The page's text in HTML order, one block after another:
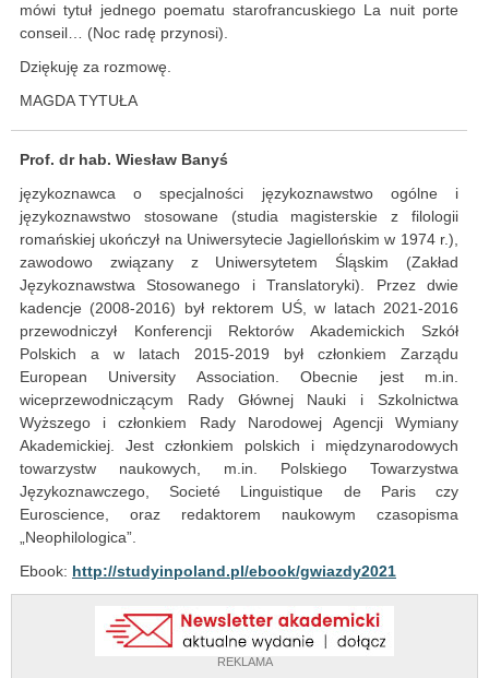
REKLAMA
mówi tytuł jednego poematu starofrancuskiego La nuit porte
conseil… (Noc radę przynosi).
Dziękuję za rozmowę.
MAGDA TYTUŁA
Prof. dr hab. Wiesław Banyś
językoznawca o specjalności językoznawstwo ogólne i
językoznawstwo stosowane (studia magisterskie z filologii
romańskiej ukończył na Uniwersytecie Jagiellońskim w 1974 r.),
zawodowo związany z Uniwersytetem Śląskim (Zakład
Językoznawstwa Stosowanego i Translatoryki). Przez dwie
kadencje (2008-2016) był rektorem UŚ, w latach 2021-2016
przewodniczył Konferencji Rektorów Akademickich Szkół
Polskich a w latach 2015-2019 był członkiem Zarządu
European University Association. Obecnie jest m.in.
wiceprzewodniczącym Rady Głównej Nauki i Szkolnictwa
Wyższego i członkiem Rady Narodowej Agencji Wymiany
Akademickiej. Jest członkiem polskich i międzynarodowych
towarzystw naukowych, m.in. Polskiego Towarzystwa
Językoznawczego, Societé Linguistique de Paris czy
Euroscience, oraz redaktorem naukowym czasopisma
„Neophilologica”.
Ebook: http://studyinpoland.pl/ebook/gwiazdy2021